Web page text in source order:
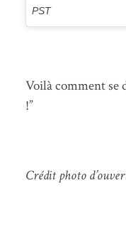
PST
Voilà comment se
!”
Crédit photo